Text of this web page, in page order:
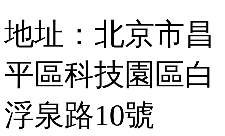
地址：北京市昌
平區科技園區白
浮泉路10號